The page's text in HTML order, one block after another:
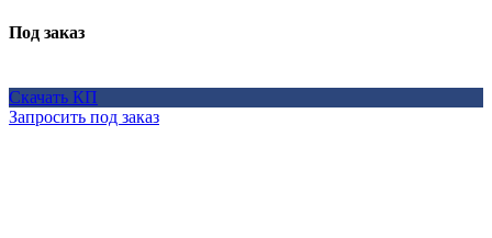
Под заказ
Скачать КП
Запросить под заказ